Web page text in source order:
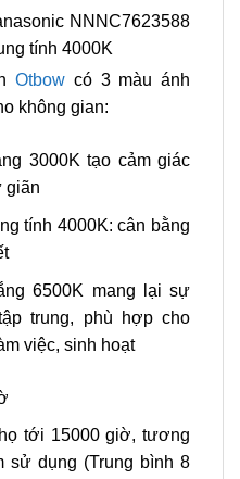
NNNC7623588
tính 4000K
Otbow có 3 màu ánh
không gian:
3000K tạo cảm giác
giãn
tính 4000K: cân bằng
6500K mang lại sự
trung, phù hợp cho
việc, sinh hoạt
tới 15000 giờ, tương
sử dụng (Trung bình 8